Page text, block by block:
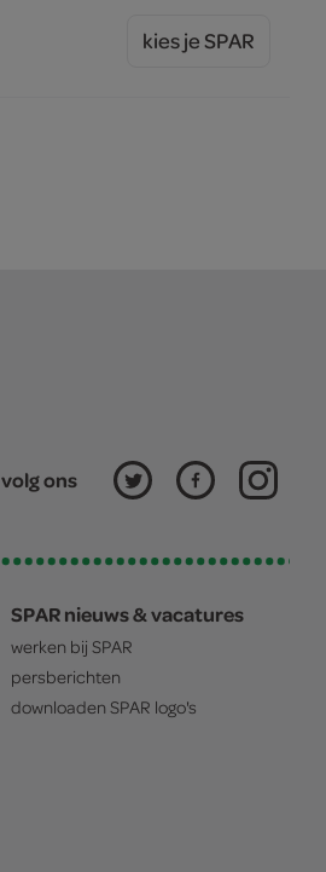
kies je SPAR
volg ons
SPAR nieuws & vacatures
werken bij SPAR
persberichten
downloaden SPAR logo's